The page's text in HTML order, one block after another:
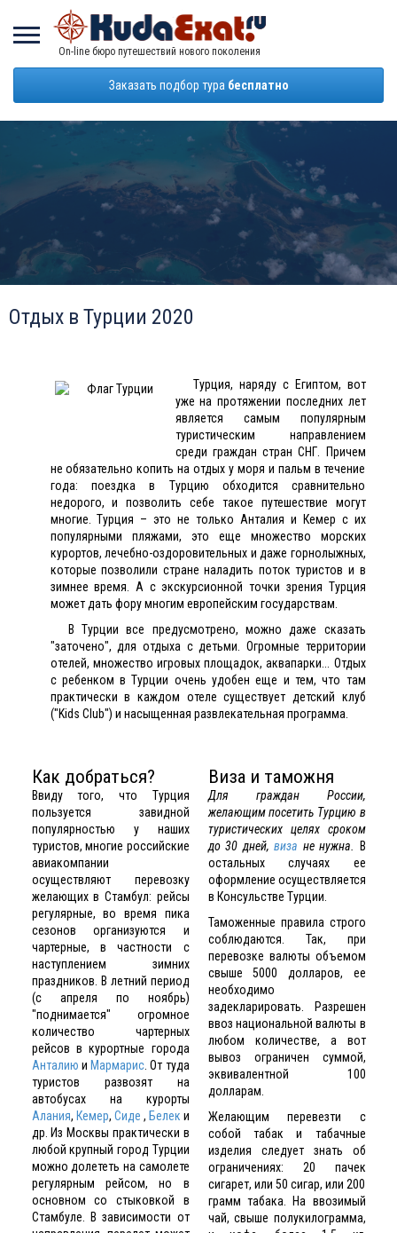
On-line бюро путешествий нового поколения
Заказать подбор тура бесплатно
Отдых в Турции 2020
Турция, наряду с Египтом, вот
уже на протяжении последних лет
является самым популярным
туристическим направлением
среди граждан стран СНГ. Причем
не обязательно копить на отдых у моря и пальм в течение
года: поездка в Турцию обходится сравнительно
недорого, и позволить себе такое путешествие могут
многие. Турция – это не только Анталия и Кемер с их
популярными пляжами, это еще множество морских
курортов, лечебно-оздоровительных и даже горнолыжных,
которые позволили стране наладить поток туристов и в
зимнее время. А с экскурсионной точки зрения Турция
может дать фору многим европейским государствам.
В Турции все предусмотрено, можно даже сказать
"заточено", для отдыха с детьми. Огромные территории
отелей, множество игровых площадок, аквапарки... Отдых
с ребенком в Турции очень удобен еще и тем, что там
практически в каждом отеле существует детский клуб
("Kids Club") и насыщенная развлекательная программа.
Как добраться?
Ввиду того, что Турция
пользуется завидной
популярностью у наших
туристов, многие российские
авиакомпании
осуществляют перевозку
желающих в Стамбул: рейсы
регулярные, во время пика
сезонов организуются и
чартерные, в частности с
наступлением зимних
праздников. В летний период
(с апреля по ноябрь)
"поднимается" огромное
количество чартерных
рейсов в курортные города
Анталию и Мармарис . От туда
туристов развозят на
автобусах на курорты
Алания, Кемер, Сиде , Белек и
др. Из Москвы практически в
любой крупный город Турции
можно долететь на самолете
регулярным рейсом, но в
основном со стыковкой в
Стамбуле. В зависимости от
Виза и таможня
Для граждан России,
желающим посетить Турцию в
туристических целях сроком
до 30 дней, виза не нужна.
В
остальных случаях ее
оформление осуществляется
в Консульстве Турции.
Таможенные правила строго
соблюдаются. Так, при
перевозке валюты объемом
свыше 5000 долларов, ее
необходимо
задекларировать. Разрешен
ввоз национальной валюты в
любом количестве, а вот
вывоз ограничен суммой,
эквивалентной 100
долларам.
Желающим перевезти с
собой табак и табачные
изделия следует знать об
ограничениях: 20 пачек
сигарет, или 50 сигар, или 200
грамм табака. На ввозимый
чай, свыше полукилограмма,